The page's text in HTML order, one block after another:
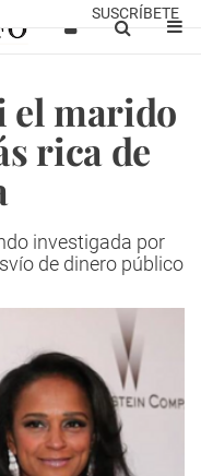
SUSCRÍBETE
el marido
rica de
investigada por
de dinero público